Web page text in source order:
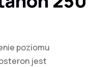
poziomu
jest